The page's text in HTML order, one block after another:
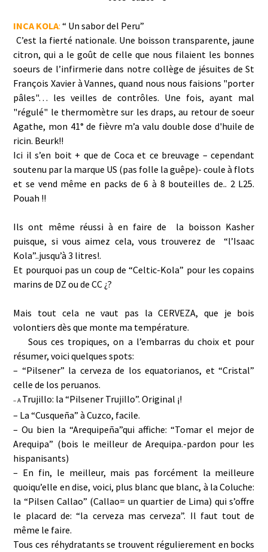
INCA KOLA: “ Un sabor del Peru”
C’est la fierté nationale. Une boisson transparente, jaune
citron, qui a le goût de celle que nous filaient les bonnes
soeurs de l’infirmerie dans notre collège de jésuites de St
François Xavier à Vannes, quand nous nous faisions "porter
pâles"… les veilles de contrôles. Une fois, ayant mal
"régulé" le thermomètre sur les draps, au retour de soeur
Agathe, mon 41° de fièvre m’a valu double dose d'huile de
ricin. Beurk!!
Ici il s’en boit + que de Coca et ce breuvage – cependant
soutenu par la marque US (pas folle la guêpe)- coule à flots
et se vend même en packs de 6 à 8 bouteilles de.. 2 L25.
Pouah !!
Ils ont même réussi à en faire de la boisson Kasher
puisque, si vous aimez cela, vous trouverez de “l’Isaac
Kola”..jusqu’à 3 litres!.
Et pourquoi pas un coup de “Celtic-Kola” pour les copains
marins de DZ ou de CC ¿?
Mais tout cela ne vaut pas la CERVEZA, que je bois
volontiers dès que monte ma température.
Sous ces tropiques, on a l’embarras du choix et pour
résumer, voici quelques spots:
– “Pilsener” la cerveza de los equatorianos, et “Cristal”
celle de los peruanos.
– A Trujillo: la “Pilsener Trujillo”. Original ¡!
– La “Cusqueña” à Cuzco, facile.
– Ou bien la “Arequipeña”qui affiche: “Tomar el mejor de
Arequipa” (bois le meilleur de Arequipa.-pardon pour les
hispanisants)
– En fin, le meilleur, mais pas forcément la meilleure
quoiqu’elle en dise, voici, plus blanc que blanc, à la Coluche:
la “Pilsen Callao” (Callao= un quartier de Lima) qui s’offre
le placard de: “la cerveza mas cerveza”. Il faut tout de
même le faire.
Tous ces réhydratants se trouvent régulierement en bocks